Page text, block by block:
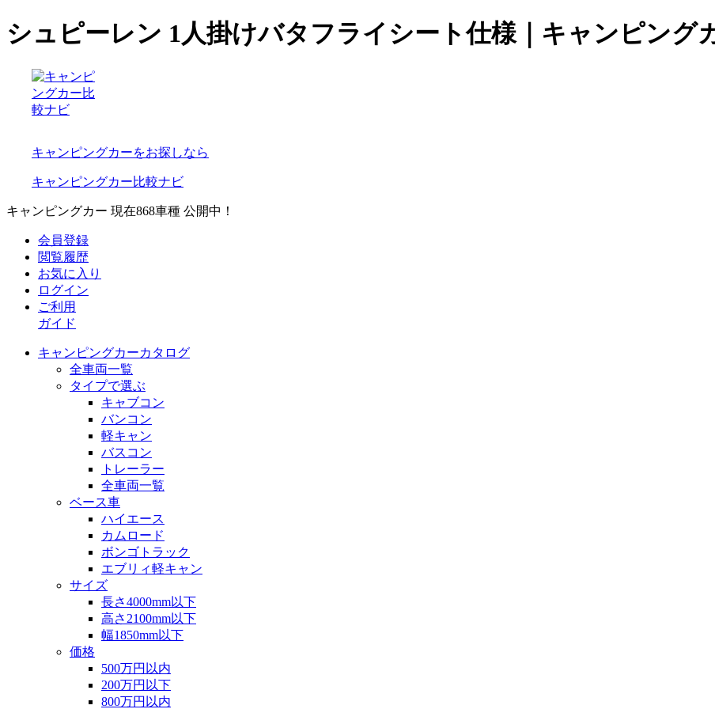
シュピーレン 1人掛けバタフライシート仕様｜キャンピング
キャンピングカーをお探しなら
キャンピングカー比較ナビ
キャンピングカー 現在868車種 公開中！
会員登録
閲覧履歴
お気に入り
ログイン
ご利用
ガイド
キャンピングカーカタログ
全車両一覧
タイプで選ぶ
キャブコン
バンコン
軽キャン
バスコン
トレーラー
全車両一覧
ベース車
ハイエース
カムロード
ボンゴトラック
エブリィ軽キャン
サイズ
長さ4000mm以下
高さ2100mm以下
幅1850mm以下
価格
500万円以内
200万円以下
800万円以内